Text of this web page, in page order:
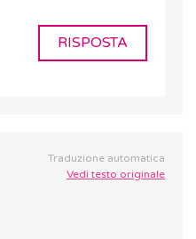
RISPOSTA
Traduzione automatica
Vedi testo originale